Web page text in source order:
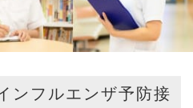
ンフルエンザ予防接